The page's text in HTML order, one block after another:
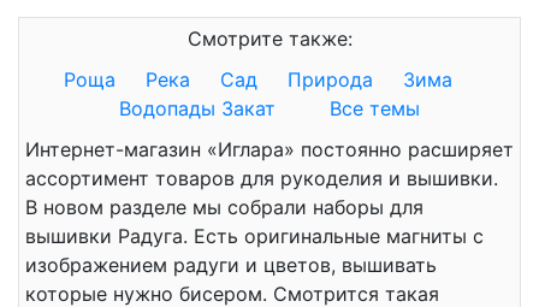
Смотрите также:
Роща
Река Сад Природа
Зима
Водопады Закат
Все темы
Интернет-магазин «Иглара» постоянно расширяет
ассортимент товаров для рукоделия и вышивки.
В новом разделе мы собрали наборы для
вышивки Радуга. Есть оригинальные магниты с
изображением радуги и цветов, вышивать
которые нужно бисером. Смотрится такая